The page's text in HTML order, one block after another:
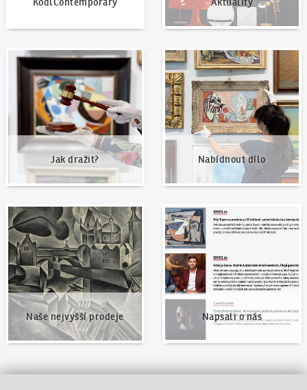
Jak dražit?
Jak dražit?
Nabídnout dílo
Nabídnout dílo
Naše nejvyšší prodeje
Naše nejvyšší prodeje
Napsali o nás
Napsali o nás